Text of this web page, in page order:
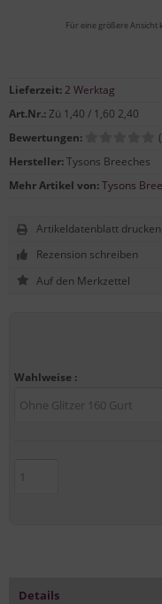
Für eine größere Ansicht
Wahlweise :
Ohne Glitzer 160 Gurt
Lieferzeit:2 Werktag
Art.Nr.:Zü 1,40 / 1,60 2,40
Bewertungen:
Hersteller:Tysons Breeches
Mehr Artikel von:Tysons
Artikeldatenblatt drucken
Rezension schreiben
Details